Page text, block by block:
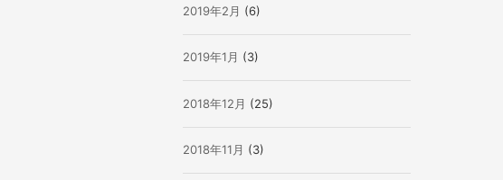
2019年2月 (6)
2019年1月 (3)
2018年12月 (25)
2018年11月 (3)